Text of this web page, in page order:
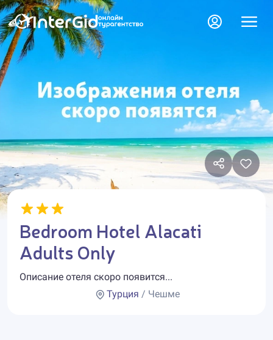
Bedroom Hotel Alacati
Adults Only
Описание отеля скоро появится...
Турция / Чешме